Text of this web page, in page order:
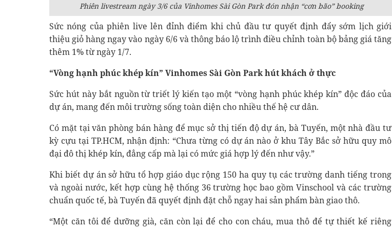
Phiên livestream ngày 3/6 của Vinhomes Sài Gòn Park đón nhận “cơn bão” booking
Sức nóng của phiên live lên đỉnh điểm khi chủ đầu tư quyết định đẩy sớm lịch giới
thiệu giỏ hàng ngay vào ngày 6/6 và thông báo lộ trình điều chỉnh toàn bộ bảng giá tăng
thêm 1% từ ngày 1/7.
“Vòng hạnh phúc khép kín” Vinhomes Sài Gòn Park hút khách ở thực
Sức hút này bắt nguồn từ triết lý kiến tạo một “vòng hạnh phúc khép kín” độc đáo của
dự án, mang đến môi trường sống toàn diện cho nhiều thế hệ cư dân.
Có mặt tại văn phòng bán hàng để mục sở thị tiến độ dự án, bà Tuyến, một nhà đầu tư
kỳ cựu tại TP.HCM, nhận định: “Chưa từng có dự án nào ở khu Tây Bắc sở hữu quy mô
đại đô thị khép kín, đẳng cấp mà lại có mức giá hợp lý đến như vậy.”
Khi biết dự án sở hữu tổ hợp giáo dục rộng 150 ha quy tụ các trường danh tiếng trong
và ngoài nước, kết hợp cùng hệ thống 36 trường học bao gồm Vinschool và các trường
chuẩn quốc tế, bà Tuyến đã quyết định đặt chỗ ngay hai sản phẩm bàn giao thô.
“Một căn tôi để dưỡng già, căn còn lại để cho con cháu, mua thô để tự thiết kế riêng